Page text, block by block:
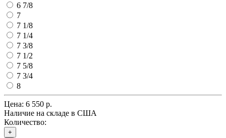
6 7/8
7
7 1/8
7 1/4
7 3/8
7 1/2
7 5/8
7 3/4
8
Цена: 6 550 р.
Наличие на складе в США
Количество:
+